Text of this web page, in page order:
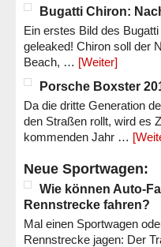
Bugatti Chiron:
Ein erstes Bild des
geleaked! Chiron soll der
Beach, … [Weiter]
Porsche Boxster
Da die dritte Generation
den Straßen rollt, wird es
kommenden Jahr …
Neue Sportwagen:
Wie können Auto-
Rennstrecke fahren?
Mal einen Sportwagen
Rennstrecke jagen: Der